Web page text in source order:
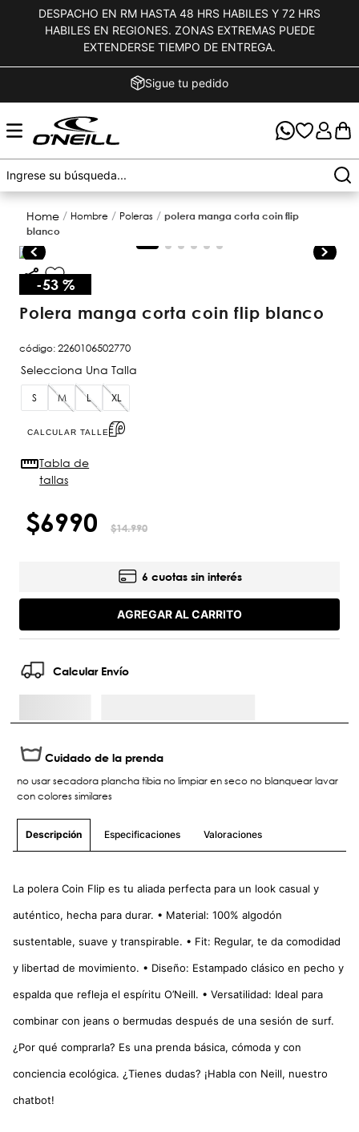
DESPACHO EN RM HASTA 48 HRS HABILES Y 72 HRS
HABILES EN REGIONES. ZONAS EXTREMAS PUEDE
EXTENDERSE TIEMPO DE ENTREGA.
Sigue tu pedido
hombre poleras
polera manga corta coin flip
blanco
-53 %
polera manga corta coin flip blanco
código: 2260106502770
S M L XL
CALCULAR TALLE
Tabla de
tallas
$6990 $14.990
6 cuotas sin interés
AGREGAR AL CARRITO
Calcular Envío
Cuidado de la prenda
no usar secadora plancha tibia no limpiar en seco no blanquear lavar
con colores similares
Descripción Especificaciones Valoraciones
La polera Coin Flip es tu aliada perfecta para un look casual y
auténtico, hecha para durar. • Material: 100% algodón
sustentable, suave y transpirable. • Fit: Regular, te da comodidad
y libertad de movimiento. • Diseño: Estampado clásico en pecho y
espalda que refleja el espíritu O’Neill. • Versatilidad: Ideal para
combinar con jeans o bermudas después de una sesión de surf.
¿Por qué comprarla? Es una prenda básica, cómoda y con
conciencia ecológica. ¿Tienes dudas? ¡Habla con Neill, nuestro
chatbot!